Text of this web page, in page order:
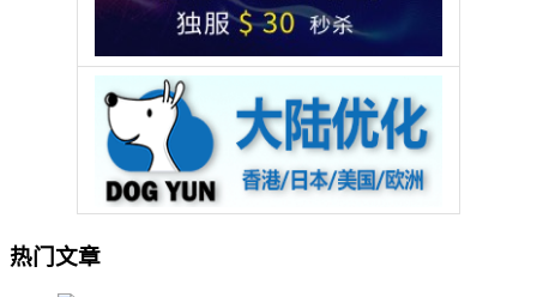
热门文章